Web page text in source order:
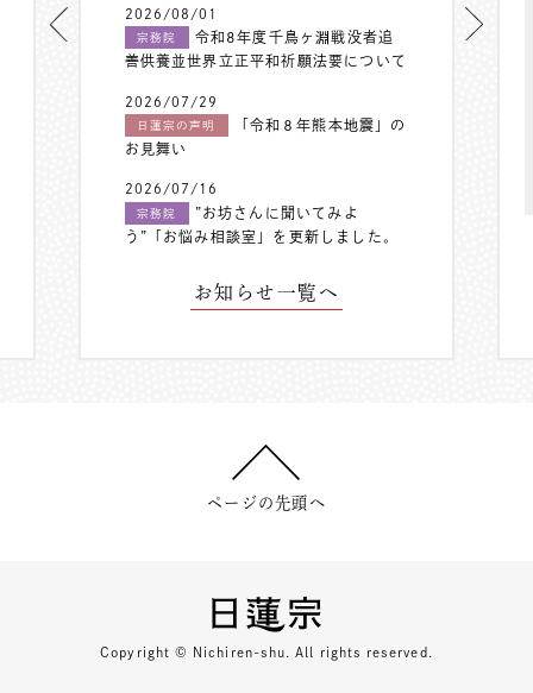
2026/08/01
宗務院
令和8年度千鳥ヶ淵戦没者追
善供養並世界立正平和祈願法要について
2026/07/29
日蓮宗の声明
「令和８年熊本地震」の
お見舞い
2026/07/16
宗務院
”お坊さんに聞いてみよ
う”「お悩み相談室」を更新しました。
お知らせ一覧へ
ページの先頭へ
Copyright © Nichiren-shu. All rights reserved.